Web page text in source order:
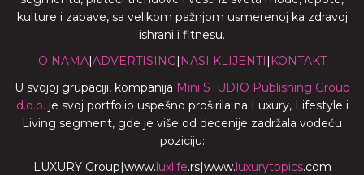
kulture i zabave, sa velikom pažnjom usmerenoj ka zdravoj
ishrani i fitnesu.
O NAMA| ADVERTISING NASI KLIJENTI
KONTAKT
U svojoj grupaciji, kompanija Mini STUDIO Publishing Group
d.o.o. je svoj portfolio uspešno proširila na Luxury, Lifestyle i
Living segment, gde je više od decenije zadržala vodeću
poziciju:
LUXURY Group www. luxlife.rs| www. luxurytopics.com